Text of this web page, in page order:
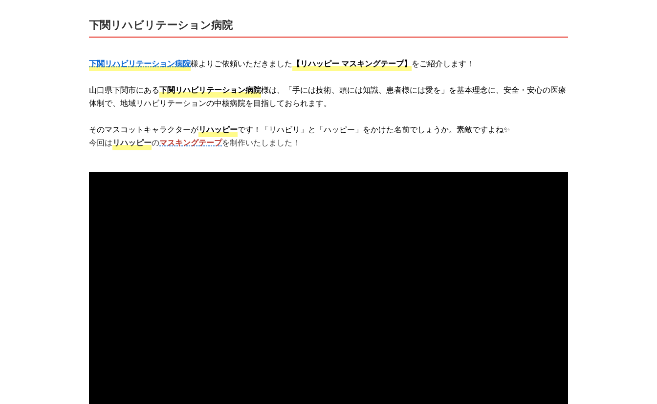
下関リハビリテーション病院
下関リハビリテーション病院様よりご依頼いただきました【リハッピー マスキングテープ】をご紹介します！
山口県下関市にある下関リハビリテーション病院様は、「手には技術、頭には知識、患者様には愛を」を基本理念に、安全・安心の医療
体制で、地域リハビリテーションの中核病院を目指しておられます。
そのマスコットキャラクターがリハッピーです！「リハビリ」と「ハッピー」をかけた名前でしょうか。素敵ですよね✨
今回はリハッピーのマスキングテープ​を制作いたしました！